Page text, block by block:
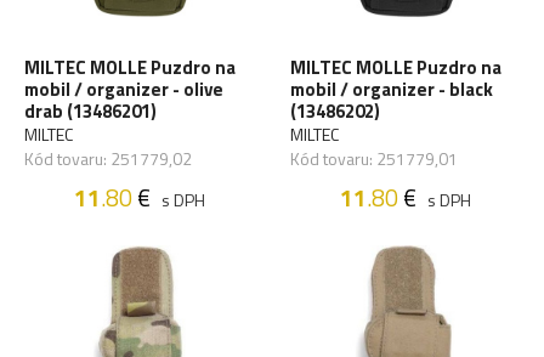
MILTEC MOLLE Puzdro na
mobil / organizer - olive
drab (13486201)
MILTEC
Kód tovaru: 251779,02
11.80€ s DPH
MILTEC MOLLE Puzdro na
mobil / organizer - black
(13486202)
MILTEC
Kód tovaru: 251779,01
11.80€ s DPH